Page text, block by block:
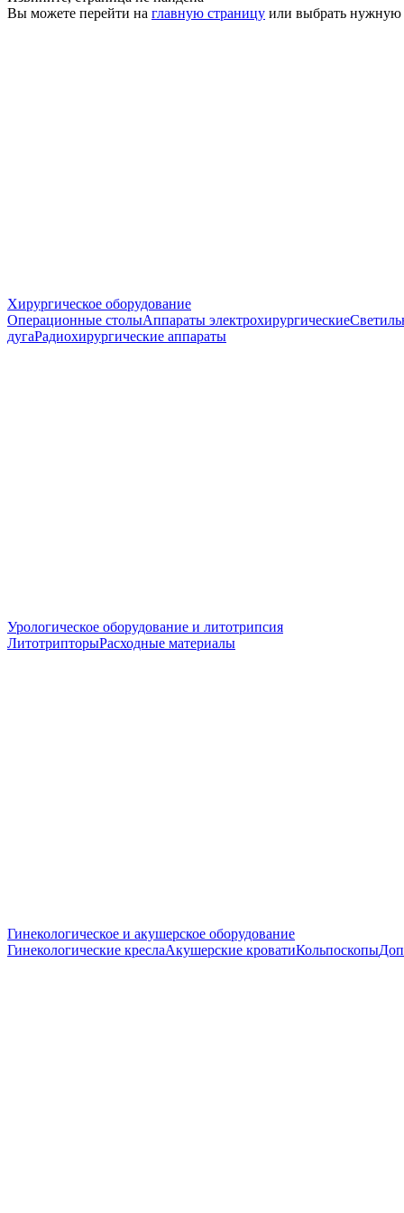
Вы можете перейти на главную страницу или выбрать нужную
Хирургическое оборудование
Операционные столыАппараты электрохирургические
дугаРадиохирургические аппараты
Урологическое оборудование и литотрипсия
ЛитотрипторыРасходные материалы
Гинекологическое и акушерское оборудование
Гинекологические креслаАкушерские кроватиКольпоскопы